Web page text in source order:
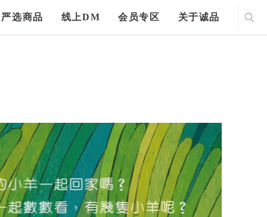
严选商品 线上DM 会员专区 关于诚品